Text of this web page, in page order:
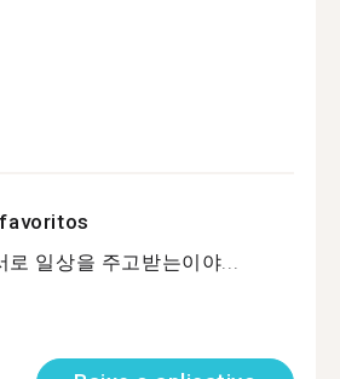
로 일상을 주고받는이야...